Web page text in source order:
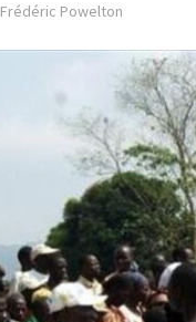
Frédéric Powelton